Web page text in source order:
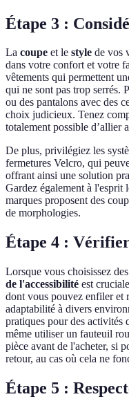
Étape 3 :
La coupe et le style de vos
dans votre confort et votre
vêtements qui permettent
qui ne sont pas trop serrés.
ou des pantalons avec des
choix judicieux. Tenez
totalement possible d’allier
De plus, privilégiez les
fermetures Velcro, qui
offrant ainsi une solution
Gardez également à l'esprit
marques proposent des
de morphologies.
Étape 4 :
Lorsque vous choisissez
de l'accessibilité est
dont vous pouvez enfiler et
adaptabilité à divers
pratiques pour des activités
même utiliser un fauteuil
pièce avant de l'acheter, si
retour, au cas où cela ne
Étape 5 :